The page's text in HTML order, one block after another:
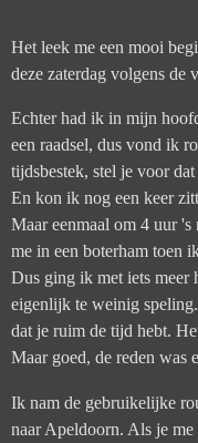
Het leek me een mooi
deze zaterdag volgens de
Echter had ik in mijn
een raadsel, dus vond ik
tijdsbestek, stel je voor
En kon ik nog een keer
Maar eenmaal om 4 uur 's
me in een boterham toen
Dus ging ik met iets meer
eigenlijk te weinig
dat je ruim de tijd hebt.
Maar goed, de reden was
Ik nam de gebruikelijke
naar Apeldoorn. Als je